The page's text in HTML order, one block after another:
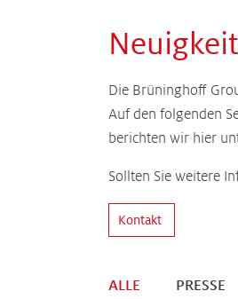
Die Brüninghoff
Auf den folgenden
berichten wir hier
Sollten Sie weitere
Kontakt
ALLE PRESSE